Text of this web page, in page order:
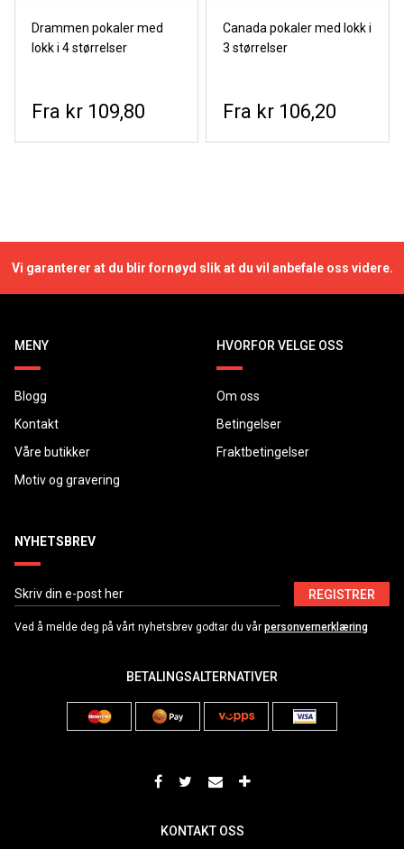
Drammen pokaler med
lokk i 4 størrelser
kr 109,80
Canada pokaler med lokk i
3 størrelser
kr 106,20
Vi garanterer at du blir fornøyd slik at du vil anbefale oss videre.
MENY
Blogg
Kontakt
Våre butikker
Motiv og gravering
HVORFOR VELGE OSS
Om oss
Betingelser
Fraktbetingelser
NYHETSBREV
REGISTRER
Ved å melde deg på vårt nyhetsbrev godtar du vår personvernerklæring
BETALINGSALTERNATIVER
KONTAKT OSS